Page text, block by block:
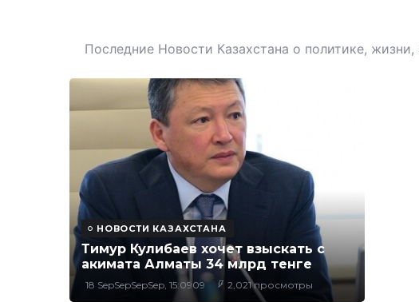
Последние Новости Казахстана о политике,
НОВОСТИ КАЗАХСТАНА
Тимур Кулибаев хочет взыскать с
акимата Алматы 34 млрд тенге
18 SepSepSepSep, 15:0909 2,021 просмотры